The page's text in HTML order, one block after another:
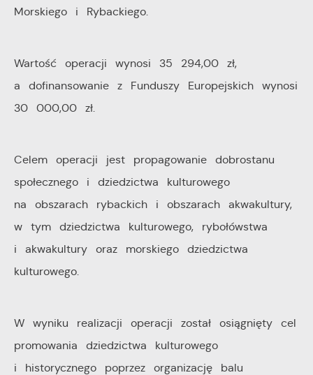
Morskiego i Rybackiego.
Wartość operacji wynosi 35 294,00 zł,
a dofinansowanie z Funduszy Europejskich wynosi
30 000,00 zł.
Celem operacji jest propagowanie dobrostanu
społecznego i dziedzictwa kulturowego
na obszarach rybackich i obszarach akwakultury,
w tym dziedzictwa kulturowego, rybołówstwa
i akwakultury oraz morskiego dziedzictwa
kulturowego.
W wyniku realizacji operacji został osiągnięty cel
promowania dziedzictwa kulturowego
i historycznego poprzez organizację balu
pośredników prezentujących nasze treści w postaci